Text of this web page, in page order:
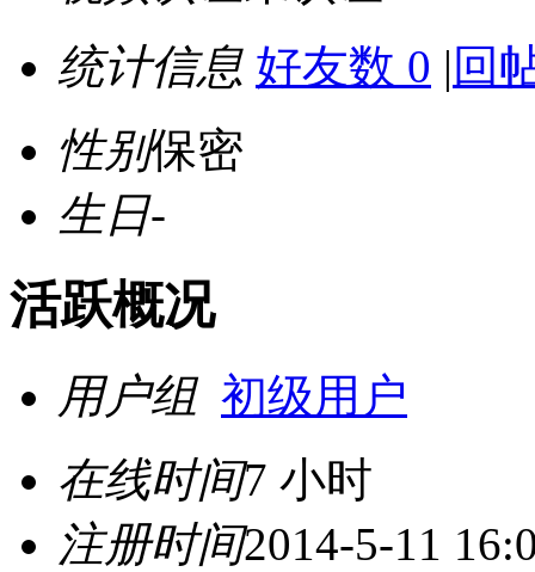
统计信息 好友数 0 | 回
性别保密
生日-
活跃概况
用户组 初级用户
在线时间7 小时
注册时间2014-5-11